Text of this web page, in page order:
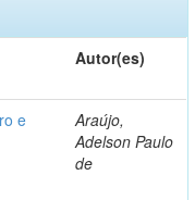
Autor(es)
e
Araújo,
Adelson Paulo
de